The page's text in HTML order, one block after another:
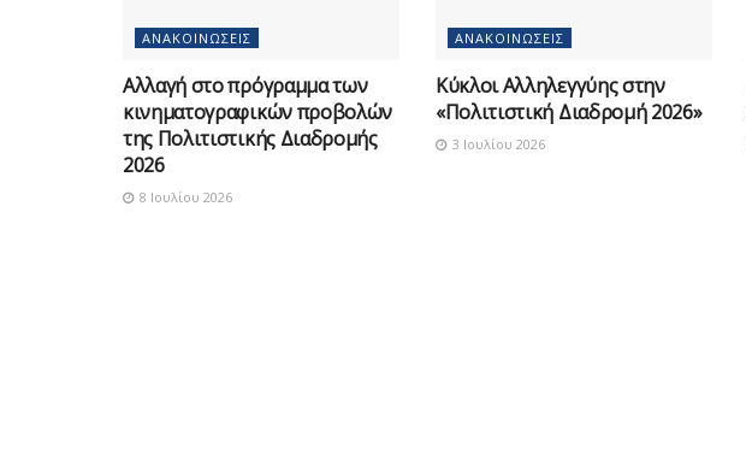
ΑΝΑΚΟΙΝΏΣΕΙΣ
Αλλαγή στο πρόγραμμα των
κινηματογραφικών προβολών
της Πολιτιστικής Διαδρομής
2026
8 Ιουλίου 2026
ΑΝΑΚΟΙΝΏΣΕΙΣ
Κύκλοι Αλληλεγγύης στην
«Πολιτιστική Διαδρομή 2026»
3 Ιουλίου 2026